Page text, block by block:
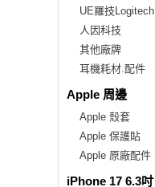
UE羅技Logitech
人因科技
其他廠牌
耳機耗材.配件
Apple 周邊
Apple 殼套
Apple 保護貼
Apple 原廠配件
iPhone 17 6.3吋